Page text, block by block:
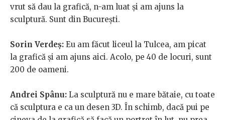
vrut să dau la grafică, n-am luat și am ajuns la
sculptură. Sunt din București.
Sorin Verdeș: Eu am făcut liceul la Tulcea, am picat
la grafică și am ajuns aici. Acolo, pe 40 de locuri, sunt
200 de oameni.
Andrei Spânu: La sculptură nu e mare bătaie, cu toate
că sculptura e ca un desen 3D. În schimb, dacă pui pe